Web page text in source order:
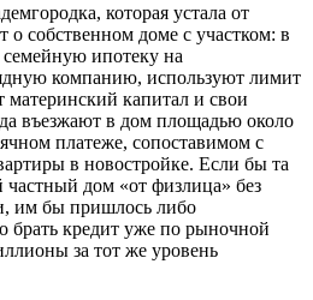
которая устала от
о собственном доме с участком: в
ипотеку на
компанию, используют лимит
капитал и свои
въезжают в дом площадью около
платеже, сопоставимом с
в новостройке. Если бы та
дом «от физлица» без
им бы пришлось либо
брать кредит уже по рыночной
за тот же уровень